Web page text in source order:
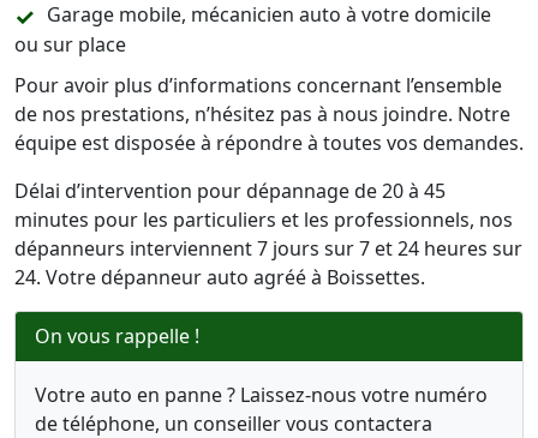
Garage mobile, mécanicien auto à votre domicile
ou sur place
Pour avoir plus d’informations concernant l’ensemble
de nos prestations, n’hésitez pas à nous joindre. Notre
équipe est disposée à répondre à toutes vos demandes.
Délai d’intervention pour dépannage de 20 à 45
minutes pour les particuliers et les professionnels, nos
dépanneurs interviennent 7 jours sur 7 et 24 heures sur
24. Votre dépanneur auto agréé à Boissettes.
On vous rappelle !
Votre auto en panne ? Laissez-nous votre numéro
de téléphone, un conseiller vous contactera